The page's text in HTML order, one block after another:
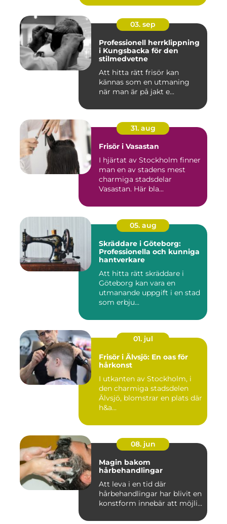
03. sep
Professionell herrklippning
i Kungsbacka för den
stilmedvetne
Att hitta rätt frisör kan
kännas som en utmaning
när man är på jakt e...
31. aug
Frisör i Vasastan
I hjärtat av Stockholm finner
man en av stadens mest
charmiga stadsdelar
Vasastan. Här bla...
05. aug
Skräddare i Göteborg:
Professionella och kunniga
hantverkare
Att hitta rätt skräddare i
Göteborg kan vara en
utmanande uppgift i en stad
som erbju...
01. jul
Frisör i Älvsjö: En oas för
hårkonst
I utkanten av Stockholm, i
den charmiga stadsdelen
Älvsjö, blomstrar en plats där
h&a...
08. jun
Magin bakom
hårbehandlingar
Att leva i en tid där
hårbehandlingar har blivit en
konstform innebär att möjli...